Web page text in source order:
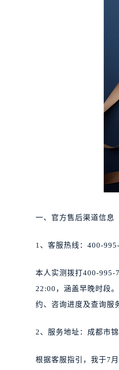
一、官方售后渠道信息
1、客服热线：400-
本人实测拨打400-995-
22:00，涵盖早晚时段
约、咨询进度及查询服
2、服务地址：成都市
根据客服指引，我于7